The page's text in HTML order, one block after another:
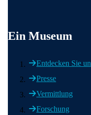
Ein Museum
Entdecken Sie
Presse
Vermittlung
Forschung